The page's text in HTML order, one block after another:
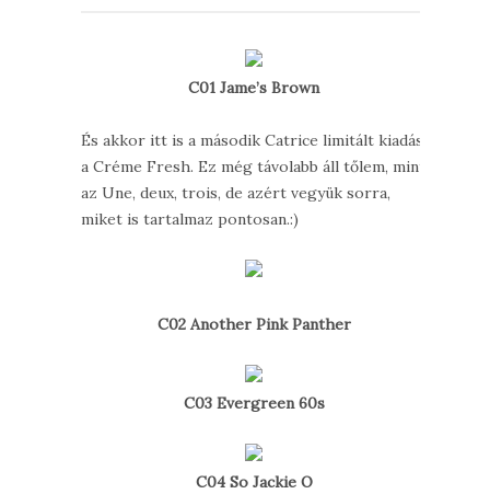
C01 Jame’s Brown
És akkor itt is a második Catrice limitált kiadás,
a Créme Fresh. Ez még távolabb áll tőlem, mint
az Une, deux, trois, de azért vegyük sorra,
miket is tartalmaz pontosan.:)
C02 Another Pink Panther
C03 Evergreen 60s
C04 So Jackie O